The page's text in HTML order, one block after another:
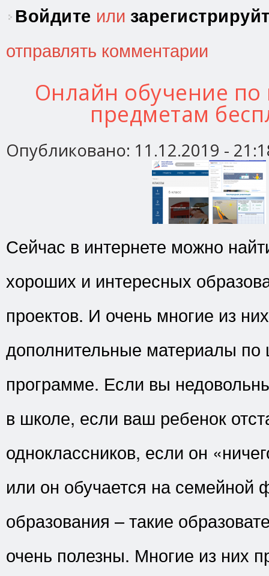
Войдите или
отправлять комментарии
Онлайн обучение
предметам
Опубликовано: 11.12.2019 -
Сейчас в интернете можно
хороших и интересных
проектов. И очень многие из
дополнительные материалы по
программе. Если вы
в школе, если ваш ребенок
одноклассников, если он
или он обучается на семейной
образования – такие
очень полезны. Многие из них